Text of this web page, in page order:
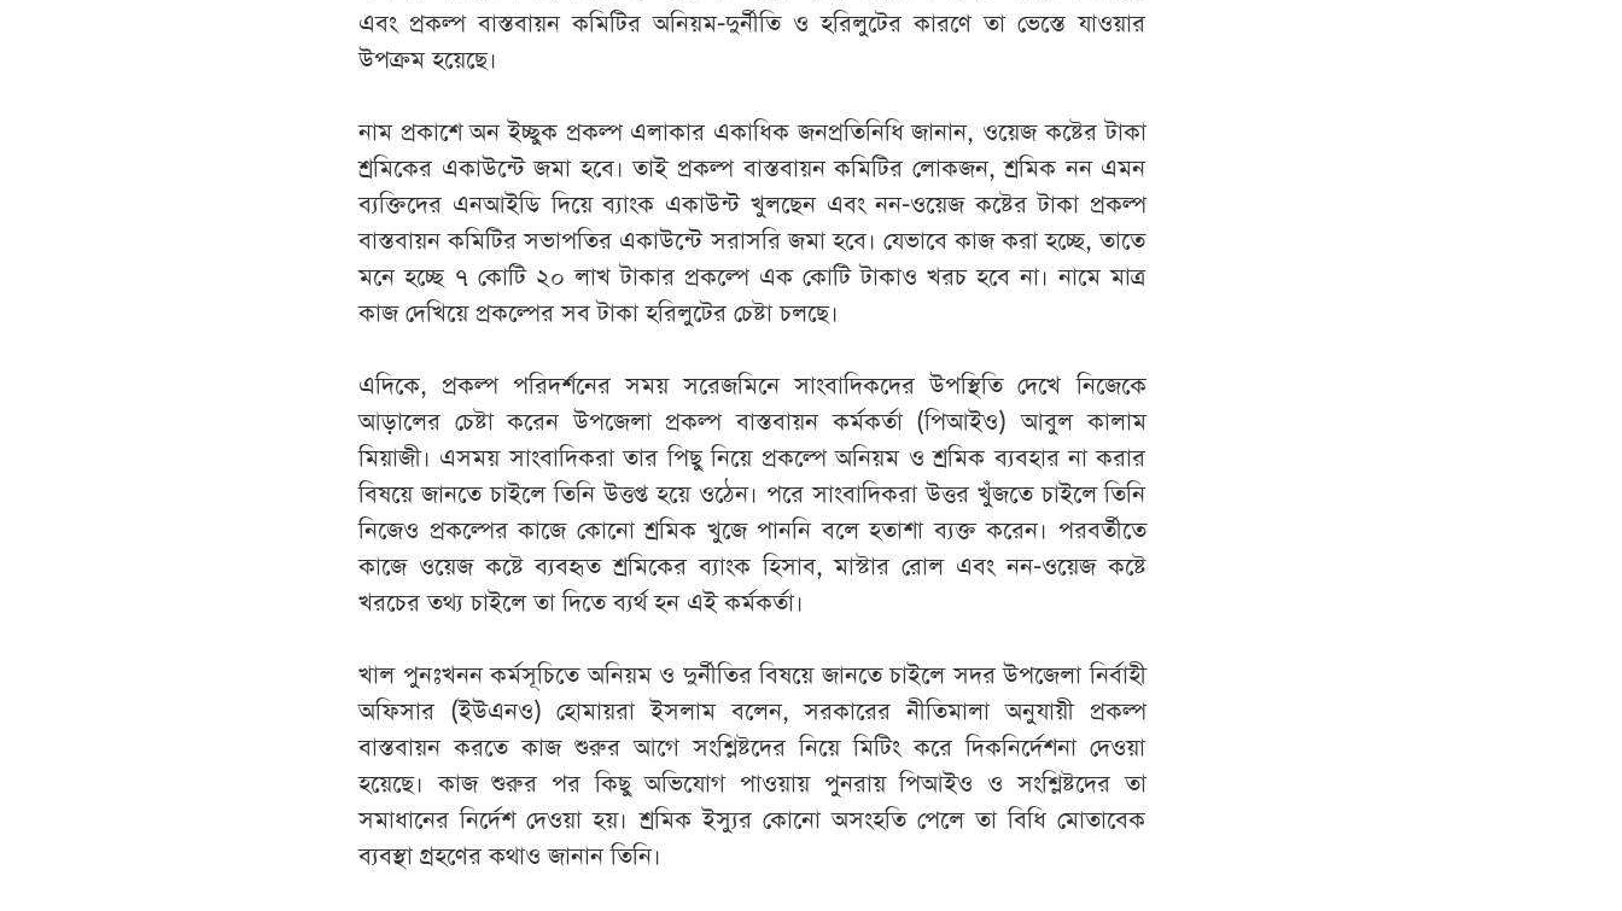
এবং প্রকল্প বাস্তবায়ন কমিটির অনিয়ম-দুর্নীতি ও হরিলুটের কারণে তা ভেস্তে যাওয়ার
উপক্রম হয়েছে।
নাম প্রকাশে অন ইচ্ছুক প্রকল্প এলাকার একাধিক জনপ্রতিনিধি জানান, ওয়েজ কষ্টের টাকা
শ্রমিকের একাউন্টে জমা হবে। তাই প্রকল্প বাস্তবায়ন কমিটির লোকজন, শ্রমিক নন এমন
ব্যক্তিদের এনআইডি দিয়ে ব্যাংক একাউন্ট খুলছেন এবং নন-ওয়েজ কষ্টের টাকা প্রকল্প
বাস্তবায়ন কমিটির সভাপতির একাউন্টে সরাসরি জমা হবে। যেভাবে কাজ করা হচ্ছে, তাতে
মনে হচ্ছে ৭ কোটি ২০ লাখ টাকার প্রকল্পে এক কোটি টাকাও খরচ হবে না। নামে মাত্র
কাজ দেখিয়ে প্রকল্পের সব টাকা হরিলুটের চেষ্টা চলছে।
এদিকে, প্রকল্প পরিদর্শনের সময় সরেজমিনে সাংবাদিকদের উপস্থিতি দেখে নিজেকে
আড়ালের চেষ্টা করেন উপজেলা প্রকল্প বাস্তবায়ন কর্মকর্তা (পিআইও) আবুল কালাম
মিয়াজী। এসময় সাংবাদিকরা তার পিছু নিয়ে প্রকল্পে অনিয়ম ও শ্রমিক ব্যবহার না করার
বিষয়ে জানতে চাইলে তিনি উত্তপ্ত হয়ে ওঠেন। পরে সাংবাদিকরা উত্তর খুঁজতে চাইলে তিনি
নিজেও প্রকল্পের কাজে কোনো শ্রমিক খুজে পাননি বলে হতাশা ব্যক্ত করেন। পরবর্তীতে
কাজে ওয়েজ কষ্টে ব্যবহৃত শ্রমিকের ব্যাংক হিসাব, মাস্টার রোল এবং নন-ওয়েজ কষ্টে
খরচের তথ্য চাইলে তা দিতে ব্যর্থ হন এই কর্মকর্তা।
খাল পুনঃখনন কর্মসূচিতে অনিয়ম ও দুর্নীতির বিষয়ে জানতে চাইলে সদর উপজেলা নির্বাহী
অফিসার (ইউএনও) হোমায়রা ইসলাম বলেন, সরকারের নীতিমালা অনুযায়ী প্রকল্প
বাস্তবায়ন করতে কাজ শুরুর আগে সংশ্লিষ্টদের নিয়ে মিটিং করে দিকনির্দেশনা দেওয়া
হয়েছে। কাজ শুরুর পর কিছু অভিযোগ পাওয়ায় পুনরায় পিআইও ও সংশ্লিষ্টদের তা
সমাধানের নির্দেশ দেওয়া হয়। শ্রমিক ইস্যুর কোনো অসংহতি পেলে তা বিধি মোতাবেক
ব্যবস্থা গ্রহণের কথাও জানান তিনি।